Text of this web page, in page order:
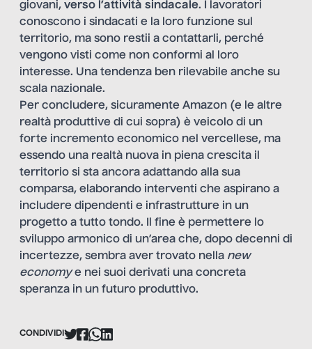
giovani, verso l’attività sindacale. I lavoratori
conoscono i sindacati e la loro funzione sul
territorio, ma sono restii a contattarli, perché
vengono visti come non conformi al loro
interesse. Una tendenza ben rilevabile anche su
scala nazionale.
Per concludere, sicuramente Amazon (e le altre
realtà produttive di cui sopra) è veicolo di un
forte incremento economico nel vercellese, ma
essendo una realtà nuova in piena crescita il
territorio si sta ancora adattando alla sua
comparsa, elaborando interventi che aspirano a
includere dipendenti e infrastrutture in un
progetto a tutto tondo. Il fine è permettere lo
sviluppo armonico di un’area che, dopo decenni di
incertezze, sembra aver trovato nella new
economye nei suoi derivati una concreta
speranza in un futuro produttivo.
CONDIVIDI